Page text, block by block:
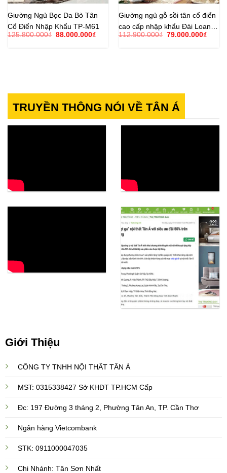
Giường Ngủ Bọc Da Bò Tân
Cổ Điển Nhập Khẩu TP-M61
125.800.000₫ Giá
là:
88.000.000₫Giá
tại
Giường ngủ gỗ sồi tân cổ điển
cao cấp nhập khẩu Đài Loan
TP-6101B
112.900.000₫ Giá
là:
79.000.000₫Giá
tại
TRUYỀN THÔNG NÓI VỀ TÂN Á
Giới Thiệu
CÔNG TY TNHH NỘI THẤT TÂN Á
MST: 0315338427 Sở KHĐT TP.HCM Cấp
Đc: 197 Đường 3 tháng 2, Phường Tân An, TP. Cần Thơ
Ngân hàng Vietcombank
STK: 0911000047035
Chi Nhánh: Tân Sơn Nhất